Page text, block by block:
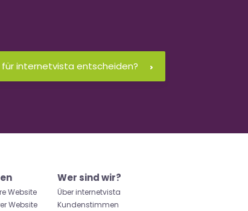
für internetvista entscheiden?
Website
Website
Wer sind wir?
Über internetvista
Kundenstimmen